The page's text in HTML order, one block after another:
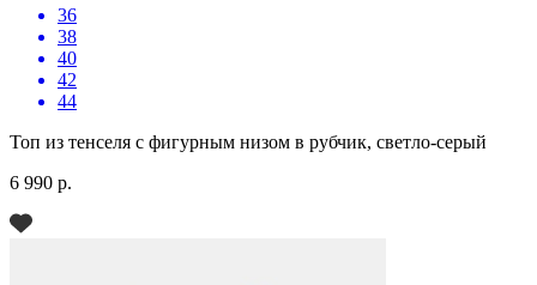
36
38
40
42
44
Топ из тенселя с фигурным низом в рубчик, светло-серый
6 990 р.